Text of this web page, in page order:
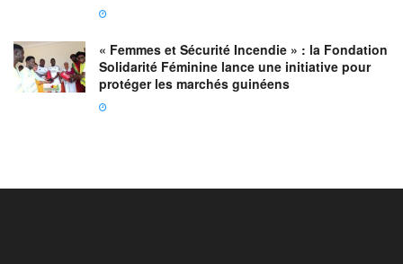
« Femmes et Sécurité Incendie » : la Fondation
Solidarité Féminine lance une initiative pour
protéger les marchés guinéens